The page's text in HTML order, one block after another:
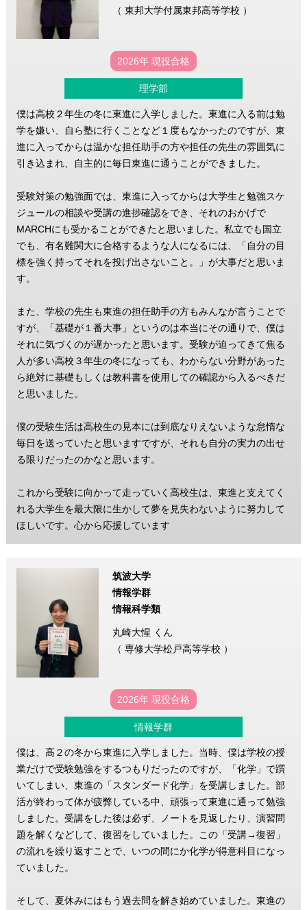
（ 東邦大学付属東邦高等学校 ）
2026年 現役合格
理学部
僕は高校２年生の冬に東進に入学しました。東進に入る前は勉
学を嫌い、自ら塾に行くことなど１度もなかったのですが、東
進に入ってからは温かな担任助手の方や担任の先生の雰囲気に
引き込まれ、自主的に毎日東進に通うことができました。
受験対策の勉強面では、東進に入ってからは大学生と勉強スケ
ジュールの相談や受講の進捗確認をでき、それのおかげで
MARCHにも受かることができたと思いました。私立でも国立
でも、有名難関大に合格するような人になるには、「自分の目
標を強く持ってそれを投げ出さないこと。」が大事だと思いま
す。
また、学校の先生も東進の担任助手の方もみんなが言うことで
すが、「基礎が１番大事」というのは本当にその通りで、僕は
それに気づくのが遅かったと思います。受験が迫ってきて焦る
人が多い高校３年生の冬になっても、わからない分野があった
ら絶対に基礎もしくは教科書を使用しての確認から入るべきだ
と思いました。
僕の受験生活は高校生の見本には到底なりえないような怠惰な
毎日を送っていたと思いますですが、それも自分の実力の出せ
る限りだったのかなと思います。
これから受験に向かって走っていく高校生は、東進と支えてく
れる大学生を最大限に生かして夢を見失わないように努力して
ほしいです。心から応援しています
筑波大学
情報学群
情報科学類
丸崎大惺 くん
（ 専修大学松戸高等学校 ）
2026年 現役合格
情報学群
僕は、高２の冬から東進に入学しました。当時、僕は学校の授
業だけで受験勉強をするつもりだったのですが、「化学」で躓
いてしまい、東進の「スタンダード化学」を受講しました。部
活が終わって体が疲弊している中、頑張って東進に通って勉強
しました。受講をした後は必ず、ノートを見返したり、演習問
題を解くなどして、復習をしていました。この「受講→復習」
の流れを繰り返すことで、いつの間にか化学が得意科目になっ
ていました。
そして、夏休みにはもう過去問を解き始めていました。東進の